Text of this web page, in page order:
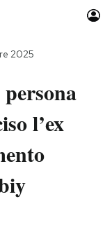
Idee
2025
l’ex